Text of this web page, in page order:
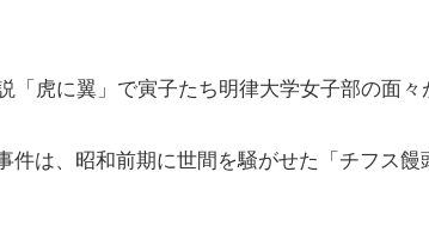
「虎に翼」で寅子たち明律大学女子部の面々
件は、昭和前期に世間を騒がせた「チフス